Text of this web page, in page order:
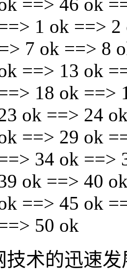
==> 46 ok
1 ok ==>
7 ok ==> 8
==> 13 ok
18 ok ==>
ok ==> 24
==> 29 ok
34 ok ==>
ok ==> 40
==> 45 ok
50 ok
技术的迅速